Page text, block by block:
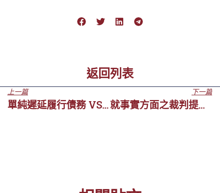
返回列表
上一篇
單純遲延履行債務 VS 確定不履行債務
下一篇
就事實方面之裁判提出爭執